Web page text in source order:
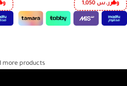
وفرر.س 1,050
more products